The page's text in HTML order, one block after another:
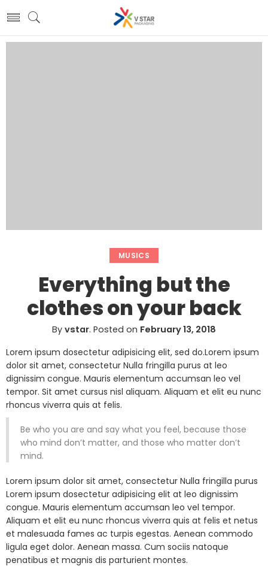
MUSICS
Everything but the
clothes on your back
By vstar. Posted on February 13, 2018
Lorem ipsum dosectetur adipisicing elit, sed do.Lorem ipsum
dolor sit amet, consectetur Nulla fringilla purus at leo
dignissim congue. Mauris elementum accumsan leo vel
tempor. Sit amet cursus nisl aliquam. Aliquam et elit eu nunc
rhoncus viverra quis at felis.
Be who you are and say what you feel, because those
who mind don’t matter, and those who matter don’t
mind.
Lorem ipsum dolor sit amet, consectetur Nulla fringilla purus
Lorem ipsum dosectetur adipisicing elit at leo dignissim
congue. Mauris elementum accumsan leo vel tempor.
Aliquam et elit eu nunc rhoncus viverra quis at felis et netus
et malesuada fames ac turpis egestas. Aenean commodo
ligula eget dolor. Aenean massa. Cum sociis natoque
penatibus et magnis dis parturient montes.